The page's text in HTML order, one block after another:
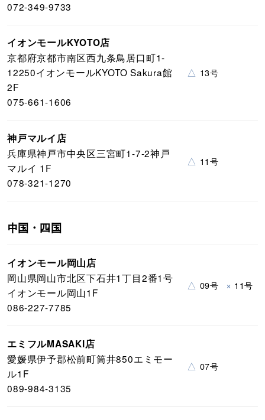
072-349-9733
イオンモールKYOTO店
京都府京都市南区西九条鳥居口町1-
12250イオンモールKYOTO Sakura館
2F
075-661-1606
△ 13号
神戸マルイ店
兵庫県神戸市中央区三宮町1-7-2神戸
マルイ 1F
078-321-1270
△ 11号
中国・四国
イオンモール岡山店
岡山県岡山市北区下石井1丁目2番1号
イオンモール岡山1F
086-227-7785
△ 09号 × 11号
エミフルMASAKI店
愛媛県伊予郡松前町筒井850エミモー
ル1F
089-984-3135
△ 07号